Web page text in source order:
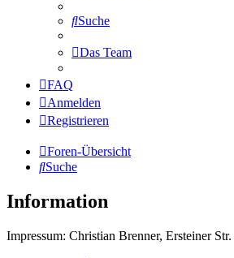
Suche
Das Team
FAQ
Anmelden
Registrieren
Foren-Übersicht
Suche
Information
Impressum: Christian Brenner, Ersteiner